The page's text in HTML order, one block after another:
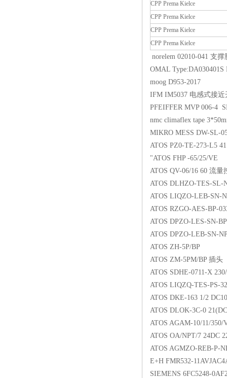
CPP Prema Kielce
CPP Prema Kielce
CPP Prema Kielce
CPP Prema Kielce
norelem 02010-041 支撑
OMAL Type:DA030401S
moog D953-2017
IFM IM5037 电感式接近
PFEIFFER MVP 006-4
nmc climaflex tape
MIKRO MESS DW-SL-
ATOS PZ0-TE-273-L5
"ATOS FHP -65/25/VE
ATOS QV-06/16 60 流量
ATOS DLHZO-TES-SL-
ATOS LIQZO-LEB-SN-
ATOS RZGO-AES-BP-
ATOS DPZO-LES-SN-
ATOS DPZO-LEB-SN-
ATOS ZH-5P/BP
ATOS ZM-5PM/BP 插头
ATOS SDHE-0711-X
ATOS LIQZQ-TES-PS-
ATOS DKE-163 1/2
ATOS DLOK-3C-0
ATOS AGAM-10/11/
ATOS OA/NPT/7 24DC
ATOS AGMZO-REB-P-
E+H FMR532-
SIEMENS 6FC5248-